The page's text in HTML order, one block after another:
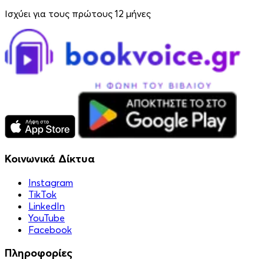
Ισχύει για τους πρώτους 12 μήνες
Κοινωνικά Δίκτυα
Instagram
TikTok
LinkedIn
YouTube
Facebook
Πληροφορίες